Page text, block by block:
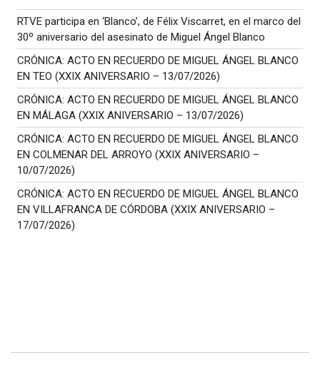
RTVE participa en ‘Blanco’, de Félix Viscarret, en el marco del
30º aniversario del asesinato de Miguel Ángel Blanco
CRÓNICA: ACTO EN RECUERDO DE MIGUEL ÁNGEL BLANCO
EN TEO (XXIX ANIVERSARIO – 13/07/2026)
CRÓNICA: ACTO EN RECUERDO DE MIGUEL ÁNGEL BLANCO
EN MÁLAGA (XXIX ANIVERSARIO – 13/07/2026)
CRÓNICA: ACTO EN RECUERDO DE MIGUEL ÁNGEL BLANCO
EN COLMENAR DEL ARROYO (XXIX ANIVERSARIO –
10/07/2026)
CRÓNICA: ACTO EN RECUERDO DE MIGUEL ÁNGEL BLANCO
EN VILLAFRANCA DE CÓRDOBA (XXIX ANIVERSARIO –
17/07/2026)